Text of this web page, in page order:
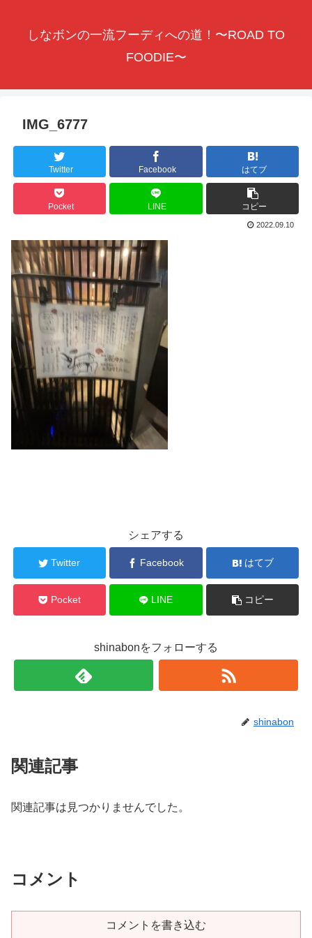
しなボンの一流フーディへの道！〜ROAD TO
FOODIE〜
IMG_6777
Twitter Facebook はてブ
Pocket LINE コピー
2022.09.10
シェアする
Twitter Facebook はてブ
Pocket LINE コピー
shinabonをフォローする
shinabon
関連記事
関連記事は見つかりませんでした。
コメント
コメントを書き込む